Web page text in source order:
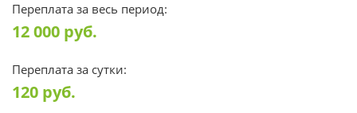
Переплата за весь период:
12 000 руб.
Переплата за сутки:
120 руб.